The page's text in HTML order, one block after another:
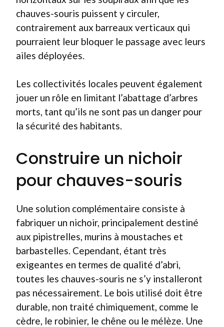
chauves-souris puissent y circuler,
contrairement aux barreaux verticaux qui
pourraient leur bloquer le passage avec leurs
ailes déployées.
Les collectivités locales peuvent également
jouer un rôle en limitant l’abattage d’arbres
morts, tant qu’ils ne sont pas un danger pour
la sécurité des habitants.
Construire un nichoir
pour chauves-souris
Une solution complémentaire consiste à
fabriquer un nichoir, principalement destiné
aux pipistrelles, murins à moustaches et
barbastelles. Cependant, étant très
exigeantes en termes de qualité d’abri,
toutes les chauves-souris ne s’y installeront
pas nécessairement. Le bois utilisé doit être
durable, non traité chimiquement, comme le
cèdre, le robinier, le chêne ou le mélèze. Une